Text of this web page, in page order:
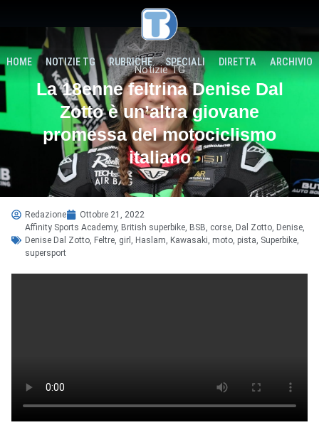
HOME NOTIZIE TG RUBRICHE SPECIALI DIRETTA ARCHIVIO
Notizie TG
La 18enne feltrina Denise Dal
Zotto è un’altra giovane
promessa del motociclismo
italiano
Redazione
Ottobre 21, 2022
Affinity Sports Academy, British superbike BSB corse Dal Zotto Denise
Denise Dal Zotto Feltre girl Haslam Kawasaki moto pista Superbike
supersport